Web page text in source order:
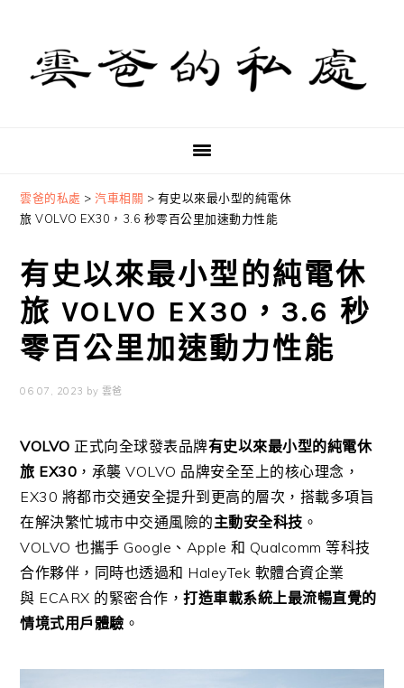
primary
navigation
content
primary
sidebar
雲爸的私處 >汽車相關 > 有史以來最小型的純電休
旅 VOLVO EX30，3.6 秒零百公里加速動力性能
有史以來最小型的純電休
旅 VOLVO EX30，3.6 秒
零百公里加速動力性能
06 07, 2023 by 雲爸
VOLVO 正式向全球發表品牌有史以來最小型的純電休
旅 EX30 ，承襲 VOLVO 品牌安全至上的核心理念，
EX30 將都市交通安全提升到更高的層次，搭載多項旨
在解決繁忙城市中交通風險的主動安全科技 。
VOLVO也攜手 Google 、 Apple 和 Qualcomm等科技
合作夥伴，同時也透過和 HaleyTek 軟體合資企業
與 ECARX 的緊密合作，打造車載系統上最流暢直覺的
情境式用戶體驗 。